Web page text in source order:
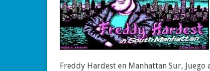
Freddy Hardest en Manhattan Sur, Juego